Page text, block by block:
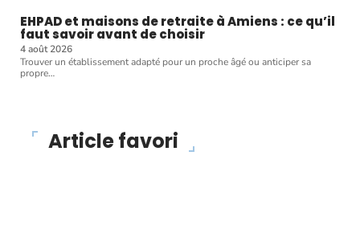
EHPAD et maisons de retraite à Amiens : ce qu’il
faut savoir avant de choisir
4 août 2026
Trouver un établissement adapté pour un proche âgé ou anticiper sa
propre…
Article favori